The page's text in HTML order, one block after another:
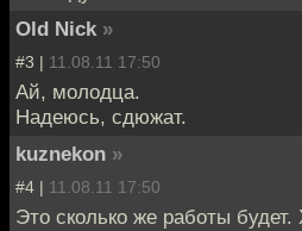
Old Nick »
#3 | 11.08.11 17:50
Ай, молодца.
Надеюсь, сдюжат.
kuznekon »
#4 | 11.08.11 17:50
Это сколько же работы